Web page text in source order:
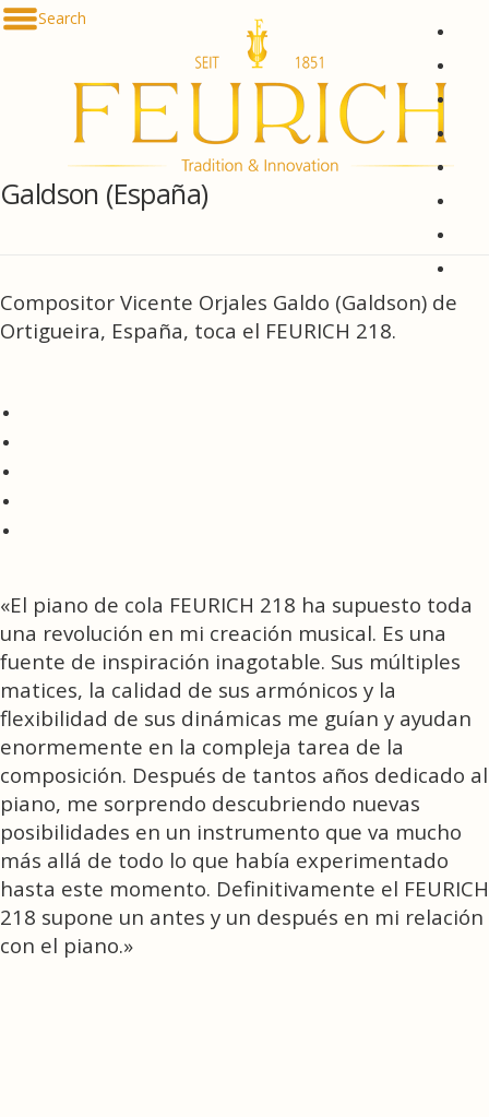
Saltar contenido
Search
Galdson (España)
Compositor Vicente Orjales Galdo (Galdson) de
Ortigueira, España, toca el FEURICH 218.
«El piano de cola FEURICH 218 ha supuesto toda
una revolución en mi creación musical. Es una
fuente de inspiración inagotable. Sus múltiples
matices, la calidad de sus armónicos y la
flexibilidad de sus dinámicas me guían y ayudan
enormemente en la compleja tarea de la
composición. Después de tantos años dedicado al
piano, me sorprendo descubriendo nuevas
posibilidades en un instrumento que va mucho
más allá de todo lo que había experimentado
hasta este momento. Definitivamente el FEURICH
218 supone un antes y un después en mi relación
con el piano.»